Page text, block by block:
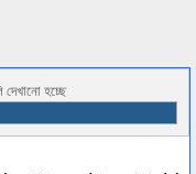
হচ্ছে